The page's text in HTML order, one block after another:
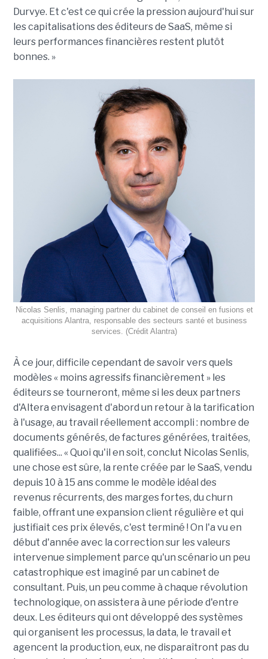
Durvye. Et c'est ce qui crée la pression aujourd'hui sur
les capitalisations des éditeurs de SaaS, même si
leurs performances financières restent plutôt
bonnes. »
Nicolas Senlis, managing partner du cabinet de conseil en fusions et
acquisitions Alantra, responsable des secteurs santé et business
services. (Crédit Alantra)
À ce jour, difficile cependant de savoir vers quels
modèles « moins agressifs financièrement » les
éditeurs se tourneront, même si les deux partners
d'Altera envisagent d'abord un retour à la tarification
à l'usage, au travail réellement accompli : nombre de
documents générés, de factures générées, traitées,
qualifiées... « Quoi qu'il en soit, conclut Nicolas Senlis,
une chose est sûre, la rente créée par le SaaS, vendu
depuis 10 à 15 ans comme le modèle idéal des
revenus récurrents, des marges fortes, du churn
faible, offrant une expansion client régulière et qui
justifiait ces prix élevés, c'est terminé ! On l'a vu en
début d'année avec la correction sur les valeurs
intervenue simplement parce qu'un scénario un peu
catastrophique est imaginé par un cabinet de
consultant. Puis, un peu comme à chaque révolution
technologique, on assistera à une période d'entre
deux. Les éditeurs qui ont développé des systèmes
qui organisent les processus, la data, le travail et
agencent la production, eux, ne disparaîtront pas du